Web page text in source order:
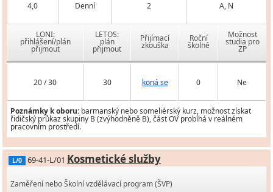
4,0 Denní 2 A, N
LONI:
přihlášení/plán
přijmout
LETOS:
plán
přijmout
Přijímací
zkouška
Roční
školné
Možnost
studia pro
ZP
20 / 30 30 koná se 0 Ne
Poznámky k oboru: barmanský nebo someliérský kurz, možnost získat
řidičský průkaz skupiny B (zvýhodněně B), část OV probíhá v reálném
pracovním prostředí.
L/0 69-41-L/01 Kosmetické služby
Zaměření nebo Školní vzdělávací program (ŠVP)